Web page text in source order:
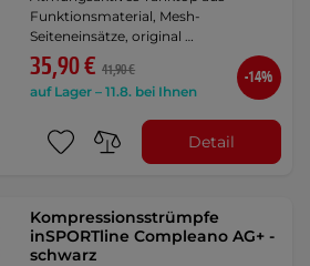
Funktionsmaterial, Mesh-
Seiteneinsätze, original …
35,90 € 41,90 €
auf Lager – 11.8. bei Ihnen
-14%
Detail
Kompressionsstrümpfe
inSPORTline Compleano AG+ -
schwarz